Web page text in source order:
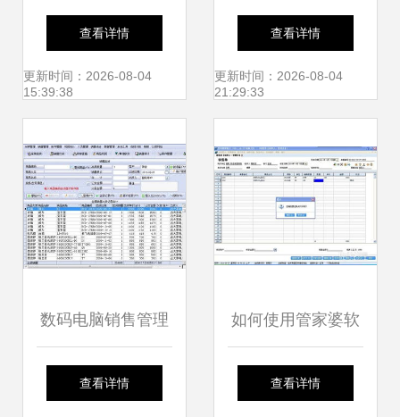
程指南 从选购到激
活的最简教程
查看详情
更新时间：2026-08-04
15:39:38
鼎软天下 在线咨询
菏泽仓库管理系统
查看详情
更新时间：2026-08-04
21:29:33
数码电脑销售管理
系统 基于SQL数据
查看详情
如何使用管家婆软
件开具销售单
查看详情